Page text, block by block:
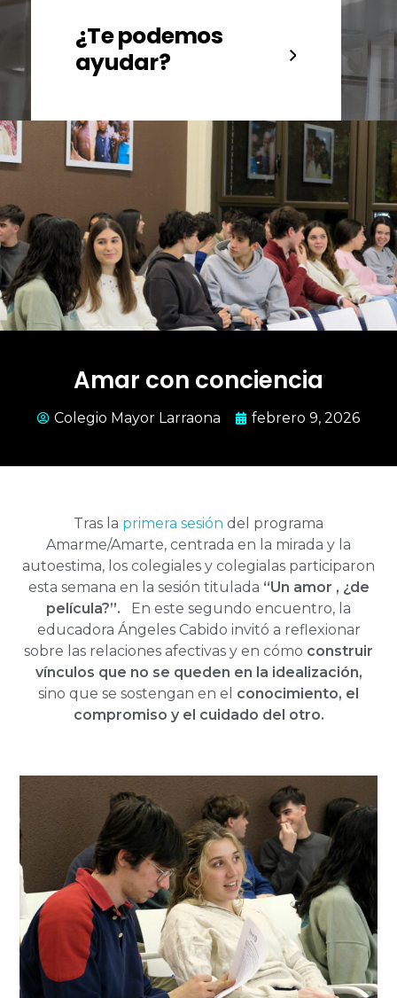
¿Te podemos
ayudar?
Amar con conciencia
Colegio Mayor Larraona febrero 9, 2026
Tras la primera sesión del programa
Amarme/Amarte, centrada en la mirada y la
autoestima, los colegiales y colegialas participaron
esta semana en la sesión titulada “Un amor , ¿de
película?”. En este segundo encuentro, la
educadora Ángeles Cabido invitó a reflexionar
sobre las relaciones afectivas y en cómo construir
vínculos que no se queden en la idealización,
sino que se sostengan en el conocimiento, el
compromiso y el cuidado del otro.